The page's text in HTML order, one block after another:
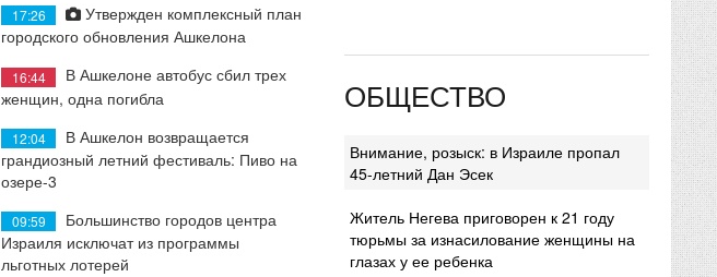
17:26
Утвержден комплексный план
городского обновления Ашкелона
16:44
В Ашкелоне автобус сбил трех
женщин, одна погибла
12:04
В Ашкелон возвращается
грандиозный летний фестиваль: Пиво на
озере-3
09:59
Большинство городов центра
Израиля исключат из программы
льготных лотерей
ОБЩЕСТВО
Внимание, розыск: в Израиле пропал
45-летний Дан Эсек
Житель Негева приговорен к 21 году
тюрьмы за изнасилование женщины на
глазах у ее ребенка